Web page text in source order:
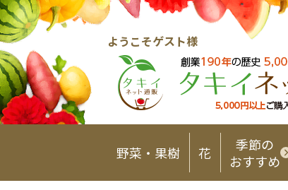
ようこそゲスト様
野菜・果樹 花
季節の
おすすめ